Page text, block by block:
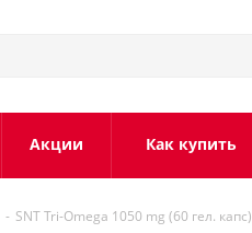
Акции Как купить
- SNT Tri-Omega 1050 mg (60 гел. капс)